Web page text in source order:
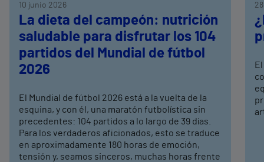
10 junio 2026
La dieta del campeón: nutrición
saludable para disfrutar los 104
partidos del Mundial de fútbol
2026
El Mundial de fútbol 2026 está a la vuelta de la
esquina, y con él, una maratón futbolística sin
precedentes: 104 partidos a lo largo de 39 días.
Para los verdaderos aficionados, esto se traduce
en aproximadamente 180 horas de emoción,
tensión y, seamos sinceros, muchas horas frente